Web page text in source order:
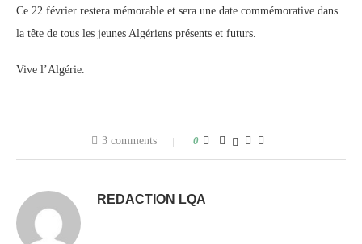
Ce 22 février restera mémorable et sera une date commémorative dans
la tête de tous les jeunes Algériens présents et futurs.
Vive l’Algérie.
3 comments 0
REDACTION LQA